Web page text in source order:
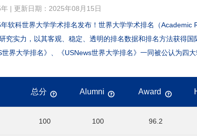
| 更新日期：2025年08月15日
软科世界大学学术排名发布！世界大学学术排名（
究实力，以其客观、稳定、透明的排名数据和排名方法获得
界大学排名》、《USNews世界大学排名》一同被公认为四大
总分 Alumni Award
100 100 96.2